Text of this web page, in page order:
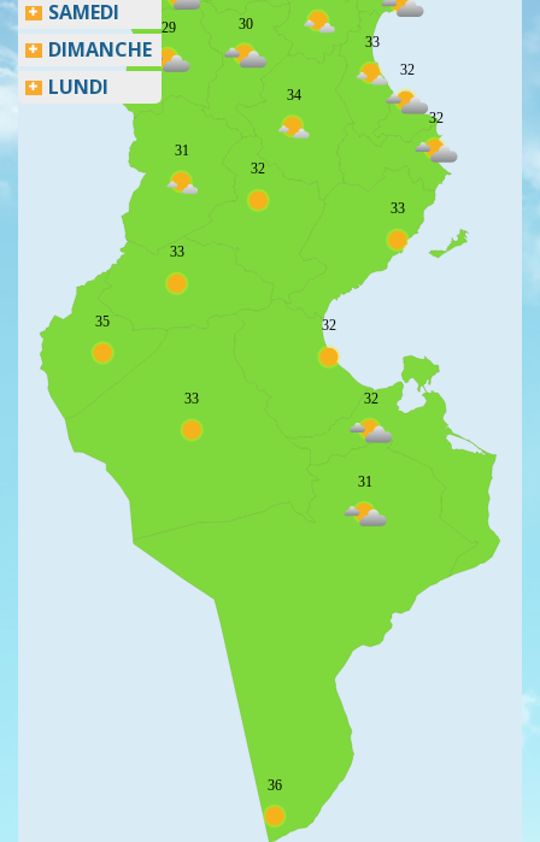
30
29
34
33
32
32
31
32
33
32
33
35
33 32
31
36
SAMEDI
DIMANCHE
LUNDI